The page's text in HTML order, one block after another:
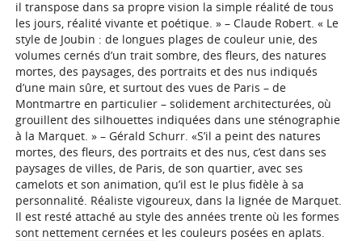
il transpose dans sa propre vision la simple réalité de tous
les jours, réalité vivante et poétique. » – Claude Robert. « Le
style de Joubin : de longues plages de couleur unie, des
volumes cernés d’un trait sombre, des fleurs, des natures
mortes, des paysages, des portraits et des nus indiqués
d’une main sûre, et surtout des vues de Paris – de
Montmartre en particulier – solidement architecturées, où
grouillent des silhouettes indiquées dans une sténographie
à la Marquet. » – Gérald Schurr. «S’il a peint des natures
mortes, des fleurs, des portraits et des nus, c’est dans ses
paysages de villes, de Paris, de son quartier, avec ses
camelots et son animation, qu’il est le plus fidèle à sa
personnalité. Réaliste vigoureux, dans la lignée de Marquet.
Il est resté attaché au style des années trente où les formes
sont nettement cernées et les couleurs posées en aplats.